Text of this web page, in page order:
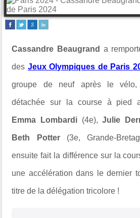
Cassandre Beaugrand a
des Jeux Olympiques de Paris
groupe de neuf après le
détachée sur la course à pied
Emma Lombardi (4e),Julie
Beth Potter(3e, Grande-
ensuite fait la différence sur la
une accélération dans le dernier
titre de la délégation tricolore !